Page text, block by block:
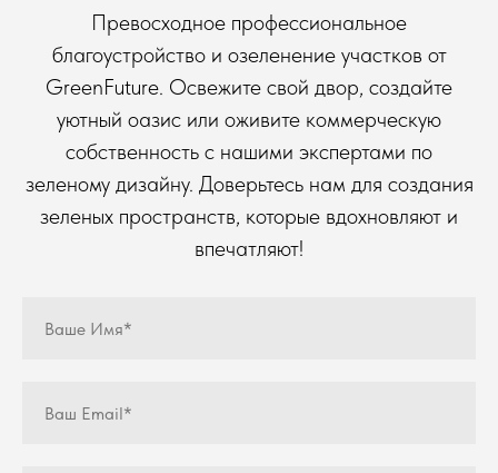
Превосходное профессиональное
благоустройство и озеленение участков от
GreenFuture. Освежите свой двор, создайте
уютный оазис или оживите коммерческую
собственность с нашими экспертами по
зеленому дизайну. Доверьтесь нам для создания
зеленых пространств, которые вдохновляют и
впечатляют!